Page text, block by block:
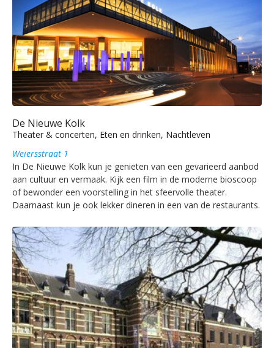
De Nieuwe Kolk
Theater & concerten, Eten en drinken, Nachtleven
Weiersstraat 1
In De Nieuwe Kolk kun je genieten van een gevarieerd aanbod
aan cultuur en vermaak. Kijk een film in de moderne bioscoop
of bewonder een voorstelling in het sfeervolle theater.
Daarnaast kun je ook lekker dineren in een van de restaurants.